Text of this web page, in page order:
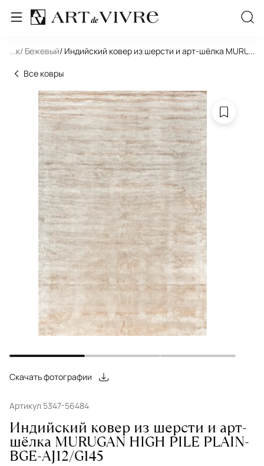
... / Бежевый/ Индийский ковер из шерсти и арт-шёлка
...
Все ковры
Скачать фотографии
Артикул 5347-56484
Индийский ковер из шерсти и арт-
шёлка MURUGAN HIGH PILE PLAIN-
BGE-AJ12/G145